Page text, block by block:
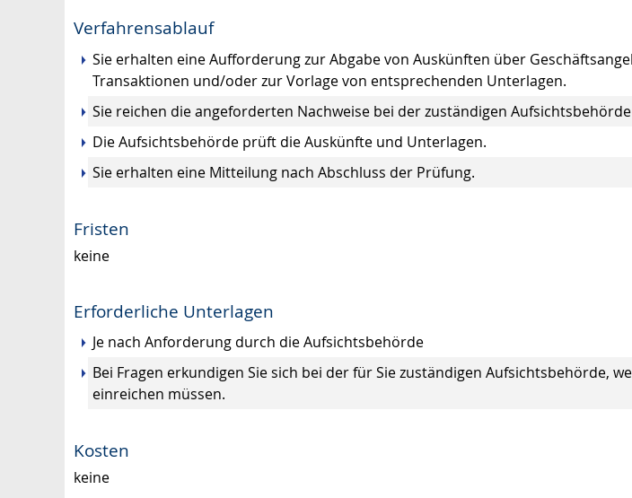
Verfahrensablauf
Sie erhalten eine Aufforderung zur Abgabe von Auskünften über
Transaktionen und/oder zur Vorlage von entsprechenden Unterlagen.
Sie reichen die angeforderten Nachweise bei der zuständigen
Die Aufsichtsbehörde prüft die Auskünfte und Unterlagen.
Sie erhalten eine Mitteilung nach Abschluss der Prüfung.
Fristen
keine
Erforderliche Unterlagen
Je nach Anforderung durch die Aufsichtsbehörde
Bei Fragen erkundigen Sie sich bei der für Sie zuständigen Aufsichtsbehörde,
einreichen müssen.
Kosten
keine